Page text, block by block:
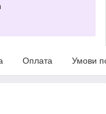
Оплата Умови